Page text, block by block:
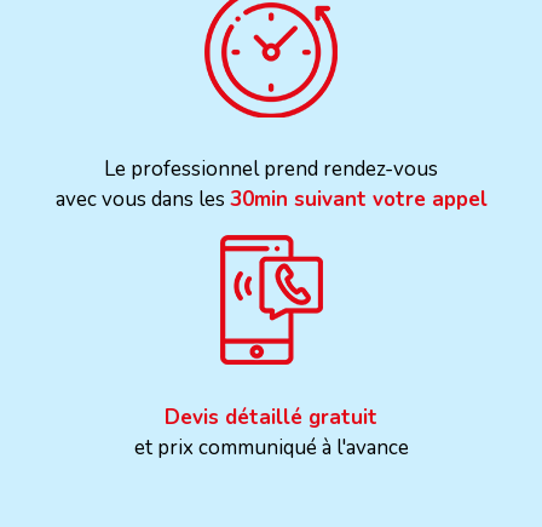
Le professionnel prend rendez-vous
avec vous dans les 30min suivant votre appel
Devis détaillé gratuit
et prix communiqué à l'avance